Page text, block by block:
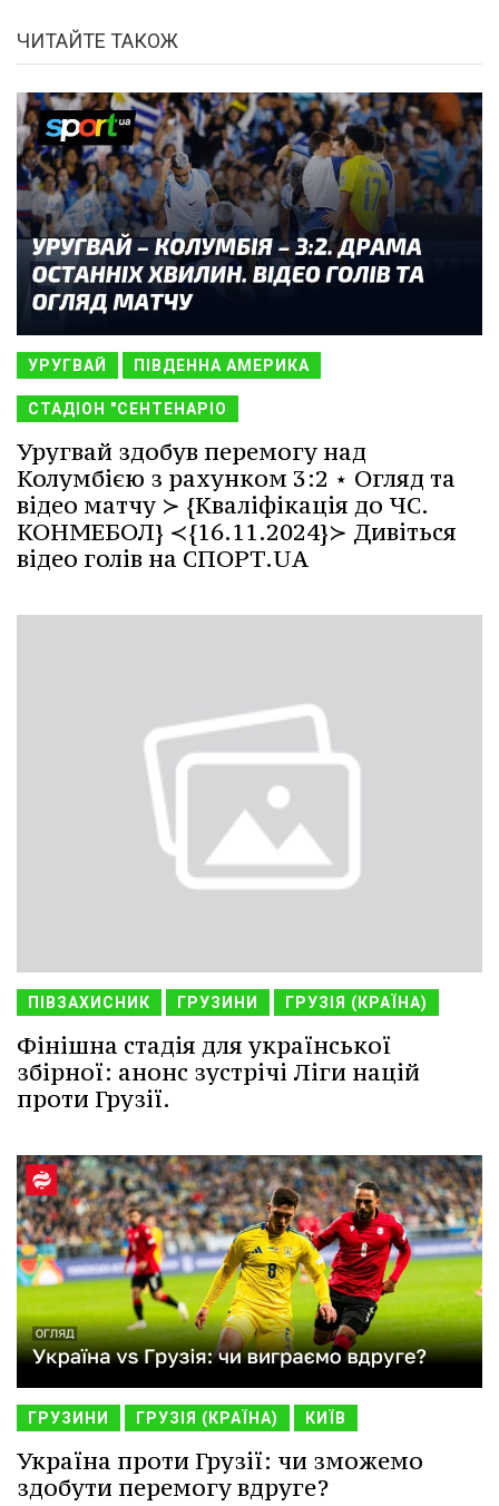
ЧИТАЙТЕ ТАКОЖ
УРУГВАЙ ПІВДЕННА АМЕРИКА
СТАДІОН "СЕНТЕНАРІО
Уругвай здобув перемогу над
Колумбією з рахунком 3:2 ⋆ Огляд та
відео матчу ≻ {Кваліфікація до ЧС.
КОНМЕБОЛ} ≺{16.11.2024}≻ Дивіться
відео голів на СПОРТ.UA
ПІВЗАХИСНИК ГРУЗИНИ ГРУЗІЯ (КРАЇНА)
Фінішна стадія для української
збірної: анонс зустрічі Ліги націй
проти Грузії.
ГРУЗИНИ ГРУЗІЯ (КРАЇНА) КИЇВ
Україна проти Грузії: чи зможемо
здобути перемогу вдруге?